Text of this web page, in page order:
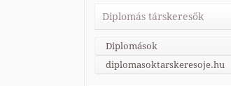
Diplomás társkeresők
Diplomások
diplomasoktarskeresoje.hu